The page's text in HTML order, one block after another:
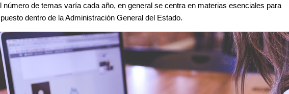
número de temas varía cada año, en general se centra en materias esenciales para
dentro de la Administración General del Estado.